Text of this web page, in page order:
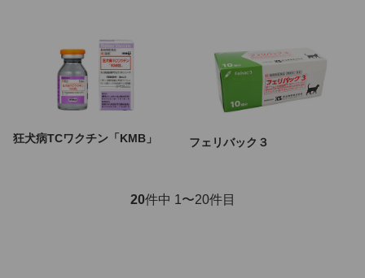
狂犬病TCワクチン「KMB」 フェリバック３
20件中 1〜20件目